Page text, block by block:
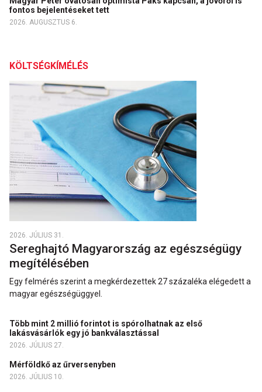
fontos bejelentéseket tett
2026. AUGUSZTUS 6.
KÖLTSÉGKÍMÉLÉS
2026. JÚLIUS 31.
Sereghajtó Magyarország az egészségügy
megítélésében
Egy felmérés szerint a megkérdezettek 27 százaléka elégedett a
magyar egészségüggyel.
Több mint 2 millió forintot is spórolhatnak az első
lakásvásárlók egy jó bankválasztással
2026. JÚLIUS 27.
Mérföldkő az űrversenyben
2026. JÚLIUS 10.